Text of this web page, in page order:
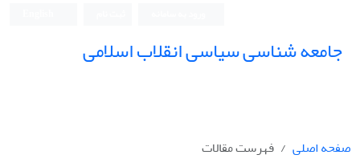
جامعه شناسی سیاسی انقلاب اسلامی
صفحه اصلی
فهرست مقالات